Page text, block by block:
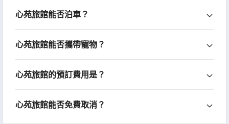
心苑旅館能否泊車？
心苑旅館能否攜帶寵物？
心苑旅館的預訂費用是？
心苑旅館能否免費取消？